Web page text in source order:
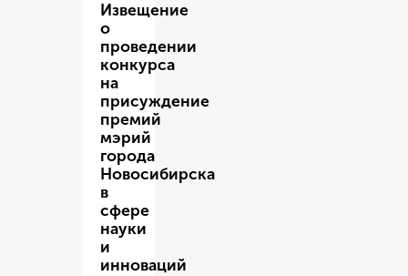
Извещение
о
проведении
конкурса
на
присуждение
премий
мэрий
города
Новосибирска
в
сфере
науки
и
инноваций